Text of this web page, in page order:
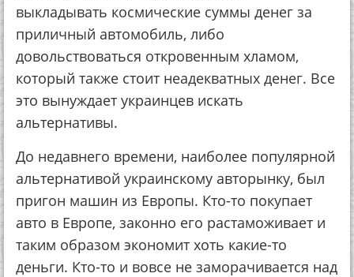
выкладывать космические суммы денег за
приличный автомобиль, либо
довольствоваться откровенным хламом,
который также стоит неадекватных денег. Все
это вынуждает украинцев искать
альтернативы.
До недавнего времени, наиболее популярной
альтернативой украинскому авторынку, был
пригон машин из Европы. Кто-то покупает
авто в Европе, законно его растаможивает и
таким образом экономит хоть какие-то
деньги. Кто-то и вовсе не заморачивается над